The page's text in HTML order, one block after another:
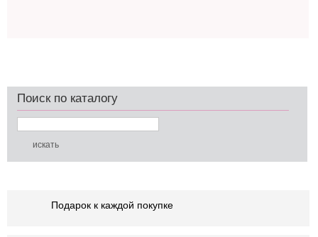
Поиск по каталогу
Подарок к каждой покупке